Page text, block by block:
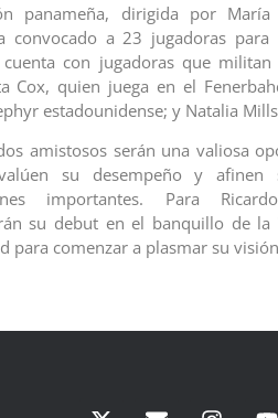
panameña, dirigida por María
convocado a 23 jugadoras para
cuenta con jugadoras que
Cox, quien juega en el
estadounidense; y Natalia
amistosos serán una valiosa
su desempeño y afinen
importantes. Para
su debut en el banquillo de
para comenzar a plasmar su